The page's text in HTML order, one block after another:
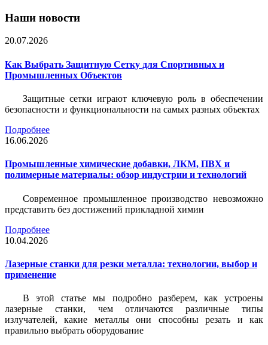
Наши новости
20.07.2026
Как Выбрать Защитную Сетку для Спортивных и
Промышленных Объектов
Защитные сетки играют ключевую роль в обеспечении
безопасности и функциональности на самых разных объектах
Подробнее
16.06.2026
Промышленные химические добавки, ЛКМ, ПВХ и
полимерные материалы: обзор индустрии и технологий
Современное промышленное производство невозможно
представить без достижений прикладной химии
Подробнее
10.04.2026
Лазерные станки для резки металла: технологии, выбор и
применение
В этой статье мы подробно разберем, как устроены
лазерные станки, чем отличаются различные типы
излучателей, какие металлы они способны резать и как
правильно выбрать оборудование